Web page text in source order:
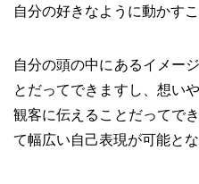
自分の好きなように動かす
自分の頭の中にあるイメー
とだってできますし、想い
観客に伝えることだってでき
て幅広い自己表現が可能と